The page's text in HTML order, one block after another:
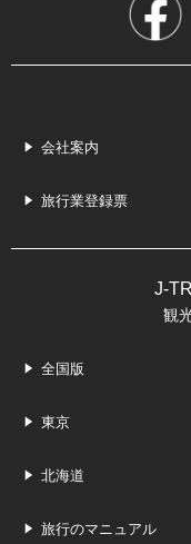
会社案内
旅行業登録票
J-
観
全国版
東京
北海道
旅行のマニュアル